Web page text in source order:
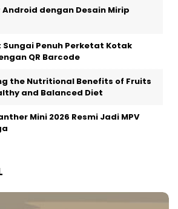
Android dengan Desain Mirip
Sungai Penuh Perketat Kotak
QR Barcode
the Nutritional Benefits of Fruits
and Balanced Diet
Mini 2026 Resmi Jadi MPV